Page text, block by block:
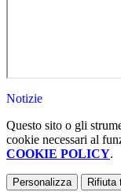
Notizie
Questo sito o gli
cookie necessari al
COOKIE POLICY.
Personalizza Rifiuta